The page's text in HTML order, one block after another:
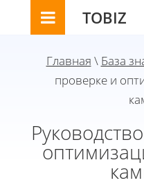
TOBIZ
Главная \ База
проверке и